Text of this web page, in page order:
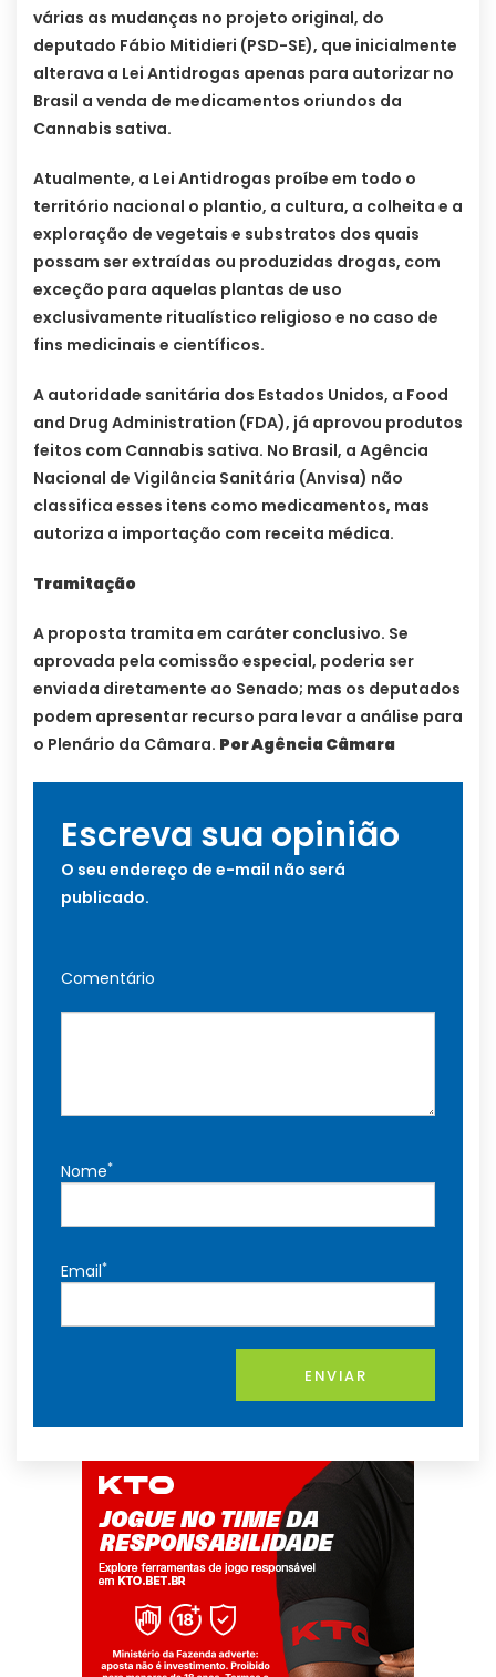
várias as mudanças no projeto original, do
deputado Fábio Mitidieri (PSD-SE), que inicialmente
alterava a Lei Antidrogas apenas para autorizar no
Brasil a venda de medicamentos oriundos da
Cannabis sativa.
Atualmente, a Lei Antidrogas proíbe em todo o
território nacional o plantio, a cultura, a colheita e a
exploração de vegetais e substratos dos quais
possam ser extraídas ou produzidas drogas, com
exceção para aquelas plantas de uso
exclusivamente ritualístico religioso e no caso de
fins medicinais e científicos.
A autoridade sanitária dos Estados Unidos, a Food
and Drug Administration (FDA), já aprovou produtos
feitos com Cannabis sativa. No Brasil, a Agência
Nacional de Vigilância Sanitária (Anvisa) não
classifica esses itens como medicamentos, mas
autoriza a importação com receita médica.
Tramitação
A proposta tramita em caráter conclusivo. Se
aprovada pela comissão especial, poderia ser
enviada diretamente ao Senado; mas os deputados
podem apresentar recurso para levar a análise para
o Plenário da Câmara. Por Agência Câmara
Escreva sua opinião
O seu endereço de e-mail não será
publicado.
Comentário
Nome*
Email*
ENVIAR